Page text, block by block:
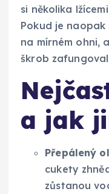
si několika
Pokud je
na mírném ohni,
škrob
a jak
Přepálený
cukety
zůstanou